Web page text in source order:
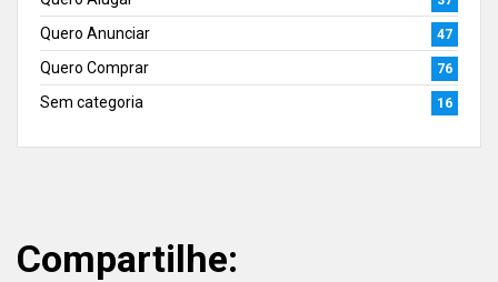
Quero Anunciar 47
Quero Comprar 76
Sem categoria 16
Compartilhe: